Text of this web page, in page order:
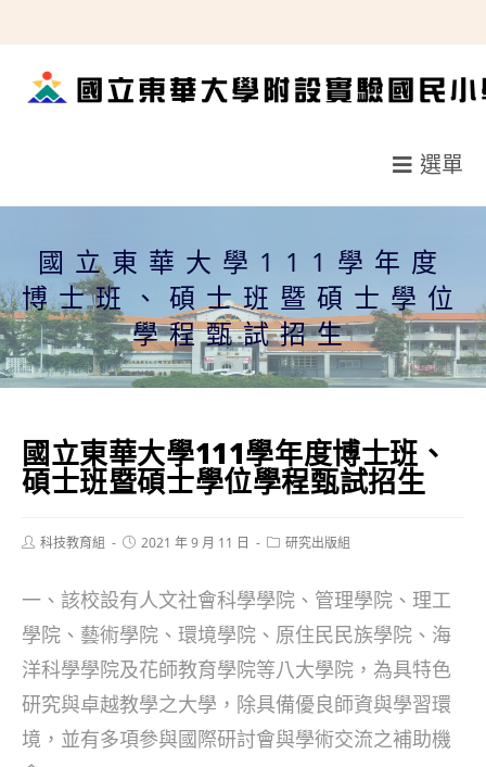
轉
選單
國立東華大學111學年度
博士班、碩士班暨碩士學位
學程甄試招生
國立東華大學111學年度博士班、
碩士班暨碩士學位學程甄試招生
Post科技教育組
Post2021 年 9 月 11 日
Post研究出版組
一、該校設有人文社會科學學院、管理學院、理工
學院、藝術學院、環境學院、原住民民族學院、海
洋科學學院及花師教育學院等八大學院，為具特色
研究與卓越教學之大學，除具備優良師資與學習環
境，並有多項參與國際研討會與學術交流之補助機